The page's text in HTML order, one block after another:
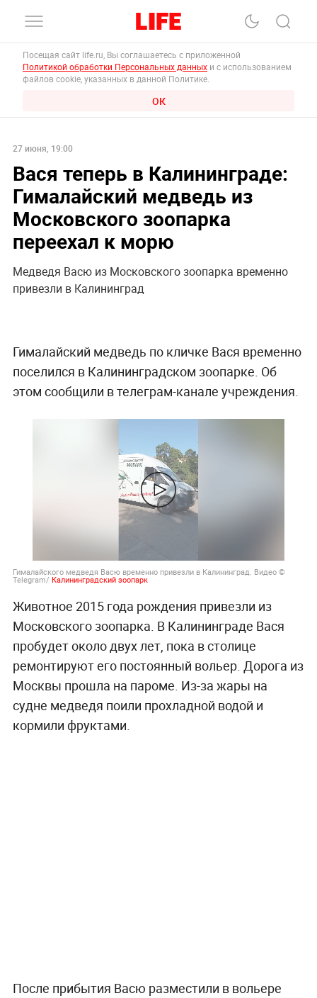
Посещая сайт life.ru, Вы соглашаетесь с приложенной
Политикой обработки Персональных данных и с использованием
файлов cookie, указанных в данной Политике.
ОК
27 июня, 19:00
Вася теперь в Калининграде:
Гималайский медведь из
Московского зоопарка
переехал к морю
Медведя Васю из Московского зоопарка временно
привезли в Калининград
Гималайский медведь по кличке Вася временно
поселился в Калининградском зоопарке. Об
этом сообщили в телеграм-канале учреждения.
Гималайского медведя Васю временно привезли в Калининград. Видео ©
Telegram/ Калининградский зоопарк
Животное 2015 года рождения привезли из
Московского зоопарка. В Калининграде Вася
пробудет около двух лет, пока в столице
ремонтируют его постоянный вольер. Дорога из
Москвы прошла на пароме. Из-за жары на
судне медведя поили прохладной водой и
кормили фруктами.
После прибытия Васю разместили в вольере